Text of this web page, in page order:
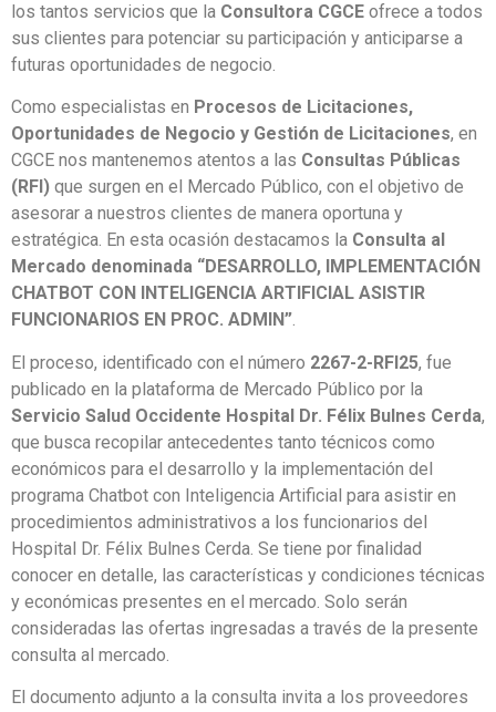
los tantos servicios que la Consultora CGCE ofrece a todos
sus clientes para potenciar su participación y anticiparse a
futuras oportunidades de negocio.
Como especialistas en Procesos de Licitaciones,
Oportunidades de Negocio y Gestión de Licitaciones, en
CGCE nos mantenemos atentos a las Consultas Públicas
(RFI) que surgen en el Mercado Público, con el objetivo de
asesorar a nuestros clientes de manera oportuna y
estratégica. En esta ocasión destacamos la Consulta al
Mercado denominada “DESARROLLO, IMPLEMENTACIÓN
CHATBOT CON INTELIGENCIA ARTIFICIAL ASISTIR
FUNCIONARIOS EN PROC. ADMIN”.
El proceso, identificado con el número 2267-2-RFI25, fue
publicado en la plataforma de Mercado Público por la
Servicio Salud Occidente Hospital Dr. Félix Bulnes Cerda,
que busca recopilar antecedentes tanto técnicos como
económicos para el desarrollo y la implementación del
programa Chatbot con Inteligencia Artificial para asistir en
procedimientos administrativos a los funcionarios del
Hospital Dr. Félix Bulnes Cerda. Se tiene por finalidad
conocer en detalle, las características y condiciones técnicas
y económicas presentes en el mercado. Solo serán
consideradas las ofertas ingresadas a través de la presente
consulta al mercado.
El documento adjunto a la consulta invita a los proveedores